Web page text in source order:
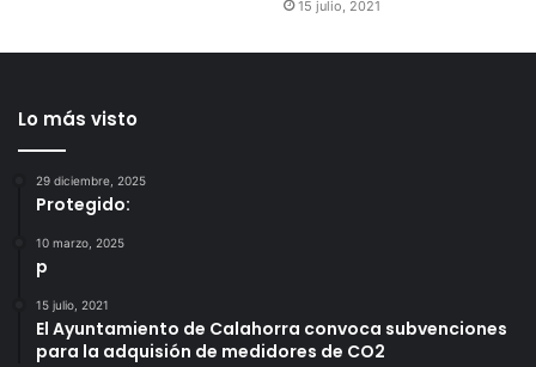
15 julio, 2021
Lo más visto
29 diciembre, 2025
Protegido:
10 marzo, 2025
p
15 julio, 2021
El Ayuntamiento de Calahorra convoca subvenciones
para la adquisión de medidores de CO2